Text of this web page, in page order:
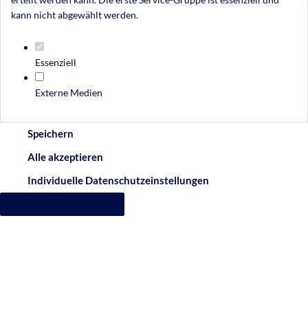
kann nicht abgewählt werden.
Essenziell
Externe Medien
Speichern
Alle akzeptieren
Individuelle Datenschutzeinstellungen